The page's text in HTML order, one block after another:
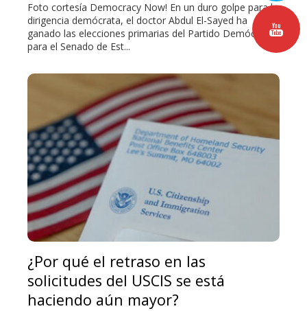
Foto cortesía Democracy Now! En un duro golpe para la
dirigencia demócrata, el doctor Abdul El-Sayed ha
ganado las elecciones primarias del Partido Demócrata
para el Senado de Est...
¿Por qué el retraso en las
solicitudes del USCIS se está
haciendo aún mayor?